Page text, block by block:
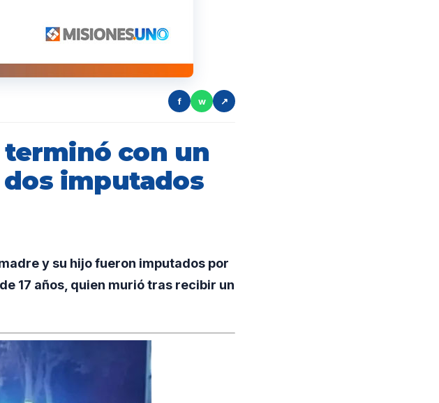
f w ↗
con un
imputados
y su hijo fueron imputados por
17 años, quien murió tras recibir un